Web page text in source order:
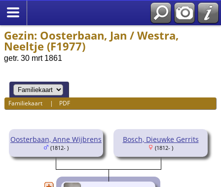
Gezin: Oosterbaan, Jan / Westra,
Neeltje (F1977)
getr. 30 mrt 1861
Familiekaart | PDF
Oosterbaan, Anne Wijbrens
(1812- )
Bosch, Dieuwke Gerrits
(1812- )